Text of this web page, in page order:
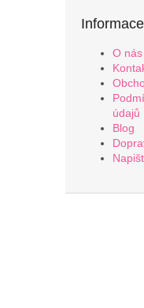
O nás
údajů
Blog